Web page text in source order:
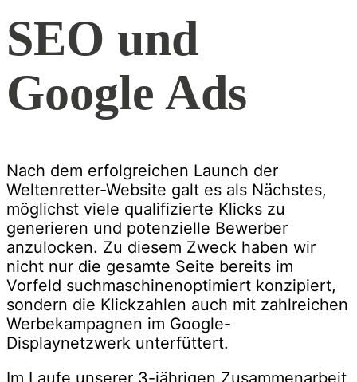
SEO und
Google Ads
Nach dem erfolgreichen Launch der
Weltenretter-Website galt es als Nächstes,
möglichst viele qualifizierte Klicks zu
generieren und potenzielle Bewerber
anzulocken. Zu diesem Zweck haben wir
nicht nur die gesamte Seite bereits im
Vorfeld suchmaschinenoptimiert konzipiert,
sondern die Klickzahlen auch mit zahlreichen
Werbekampagnen im Google-
Displaynetzwerk unterfüttert.
Im Laufe unserer 3-jährigen Zusammenarbeit